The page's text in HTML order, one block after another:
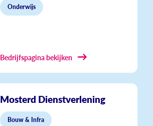
Onderwijs
Bedrijfspagina bekijken
Mosterd Dienstverlening
Bouw & Infra